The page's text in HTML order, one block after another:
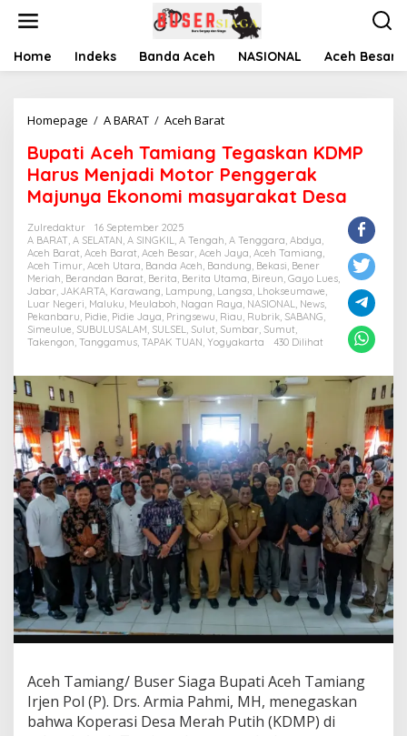
t
Home Indeks Banda Aceh NASIONAL Aceh Besar
Homepage / A BARAT / Aceh Barat
p
a
i
e
h
T
a
m
i
a
T
e
a
s
k
a
n
K
M
P
H
a
u
M
e
n
Bupati Aceh Tamiang Tegaskan KDMP
Harus Menjadi Motor Penggerak
Majunya Ekonomi masyarakat Desa
Zulredaktur
16 September 2025
A BARAT, A SELATAN, A SINGKIL, A Tengah, A Tenggara, Abdya,
Aceh Barat, Aceh Barat, Aceh Besar, Aceh Jaya, Aceh Tamiang,
Aceh Timur, Aceh Utara, Banda Aceh, Bandung, Bekasi, Bener
Meriah, Berandan Barat, Berita, Berita Utama, Bireun, Gayo Lues,
Jabar, JAKARTA, Karawang, Lampung, Langsa, Lhokseumawe,
Luar Negeri, Maluku, Meulaboh, Nagan Raya, NASIONAL, News,
Pekanbaru, Pidie, Pidie Jaya, Pringsewu, Riau, Rubrik, SABANG,
Simeulue, SUBULUSALAM, SULSEL, Sulut, Sumbar, Sumut,
Takengon, Tanggamus, TAPAK TUAN, Yogyakarta 430 Dilihat
Aceh Tamiang/ Buser Siaga Bupati Aceh Tamiang
Irjen Pol (P). Drs. Armia Pahmi, MH, menegaskan
bahwa Koperasi Desa Merah Putih (KDMP) di